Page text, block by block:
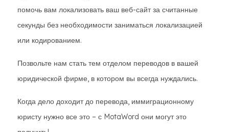
помочь вам локализовать ваш веб-сайт за считанные
секунды без необходимости заниматься локализацией
или кодированием.
Позвольте нам стать тем отделом переводов в вашей
юридической фирме, в котором вы всегда нуждались.
Когда дело доходит до перевода, иммиграционному
юристу нужно все это – с MotaWord они могут это